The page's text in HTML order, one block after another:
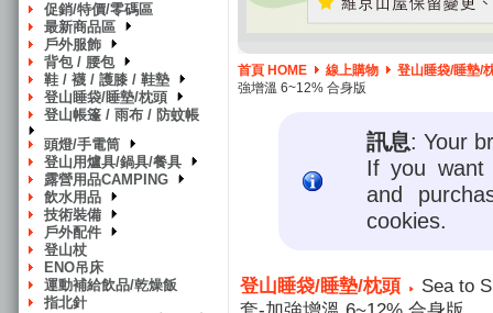
促銷/特價/零碼區
最新商品區
戶外服飾
背包 / 腰包
鞋 / 襪 / 護膝 / 鞋墊
登山睡袋/睡墊/枕頭
登山帳篷 / 雨布 / 防蚊帳
頭燈/手電筒
登山用爐具/鍋具/餐具
露營用品CAMPING
飲水用品
技術裝備
戶外配件
登山杖
ENO吊床
運動補給飲品/乾燥飯
指北針
首頁 HOME 線上購物
登山睡袋/睡墊/
強增溫 6~12% 合身版
訊息: Your
If you want
and
cookies.
登山睡袋/睡墊/枕頭
Sea to